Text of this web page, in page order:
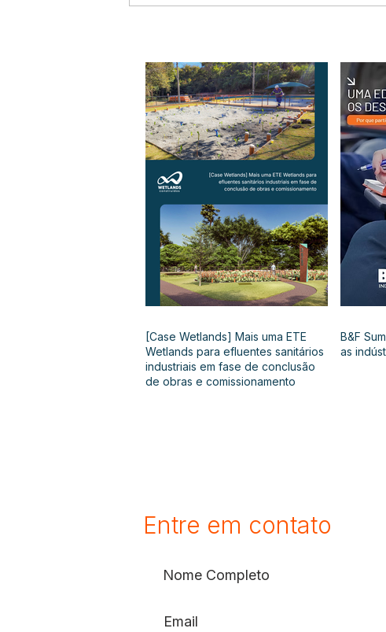
[Case Wetlands] Mais uma ETE
Wetlands para efluentes sanitários
industriais em fase de conclusão
de obras e comissionamento
B&F
as
Entre em contato